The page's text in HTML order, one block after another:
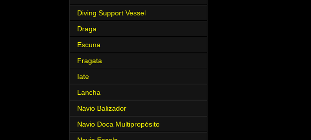
Diving Support Vessel
Draga
Escuna
Fragata
Iate
Lancha
Navio Balizador
Navio Doca Multipropósito